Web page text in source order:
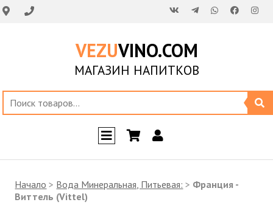
VEZUVINO.COM
МАГАЗИН НАПИТКОВ
Начало > Вода Минеральная, Питьевая: > Франция -
Виттель (Vittel)